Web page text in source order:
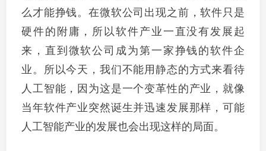
么才能挣钱。在微软公司出现之前，软件只是
硬件的附庸，所以软件产业一直没有发展起
来，直到微软公司成为第一家挣钱的软件企
业。所以今天，我们不能用静态的方式来看待
人工智能，因为这是一个变革性的产业，就像
当年软件产业突然诞生并迅速发展那样，可能
人工智能产业的发展也会出现这样的局面。